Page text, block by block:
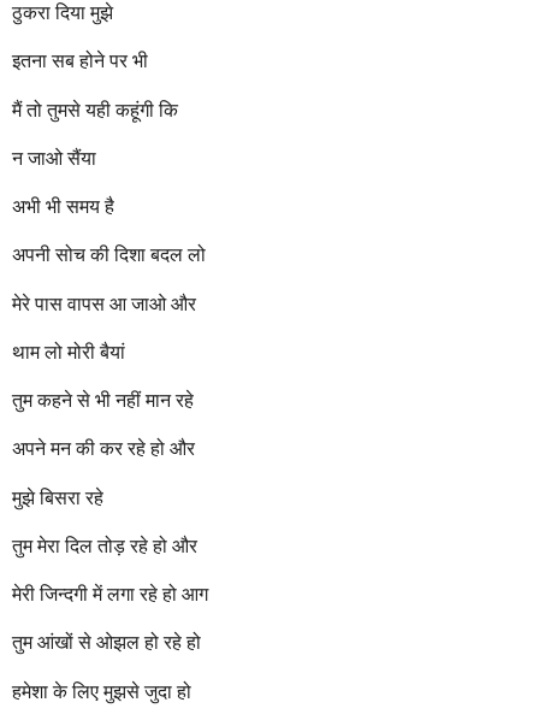
ठुकरा दिया मुझे
इतना सब होने पर भी
मैं तो तुमसे यही कहूंगी कि
न जाओ सैंया
अभी भी समय है
अपनी सोच की दिशा बदल लो
मेरे पास वापस आ जाओ और
थाम लो मोरी बैयां
तुम कहने से भी नहीं मान रहे
अपने मन की कर रहे हो और
मुझे बिसरा रहे
तुम मेरा दिल तोड़ रहे हो और
मेरी जिन्दगी में लगा रहे हो आग
तुम आंखों से ओझल हो रहे हो
हमेशा के लिए मुझसे जुदा हो